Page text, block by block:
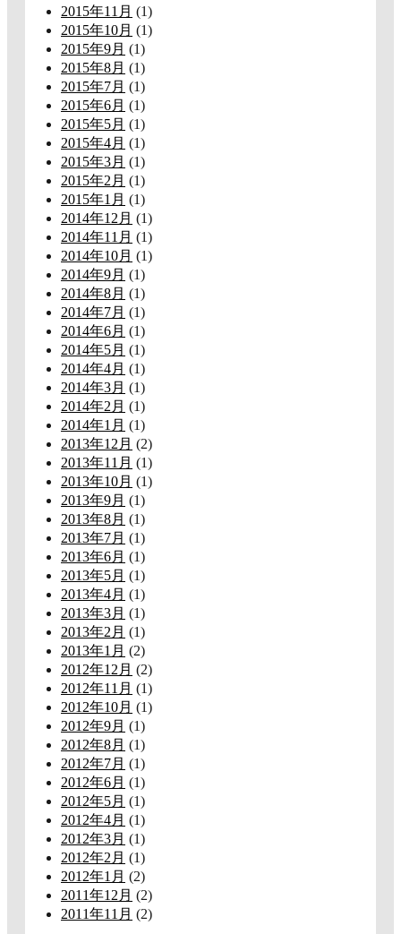
2015年11月 (1)
2015年10月 (1)
2015年9月 (1)
2015年8月 (1)
2015年7月 (1)
2015年6月 (1)
2015年5月 (1)
2015年4月 (1)
2015年3月 (1)
2015年2月 (1)
2015年1月 (1)
2014年12月 (1)
2014年11月 (1)
2014年10月 (1)
2014年9月 (1)
2014年8月 (1)
2014年7月 (1)
2014年6月 (1)
2014年5月 (1)
2014年4月 (1)
2014年3月 (1)
2014年2月 (1)
2014年1月 (1)
2013年12月 (2)
2013年11月 (1)
2013年10月 (1)
2013年9月 (1)
2013年8月 (1)
2013年7月 (1)
2013年6月 (1)
2013年5月 (1)
2013年4月 (1)
2013年3月 (1)
2013年2月 (1)
2013年1月 (2)
2012年12月 (2)
2012年11月 (1)
2012年10月 (1)
2012年9月 (1)
2012年8月 (1)
2012年7月 (1)
2012年6月 (1)
2012年5月 (1)
2012年4月 (1)
2012年3月 (1)
2012年2月 (1)
2012年1月 (2)
2011年12月 (2)
2011年11月 (2)